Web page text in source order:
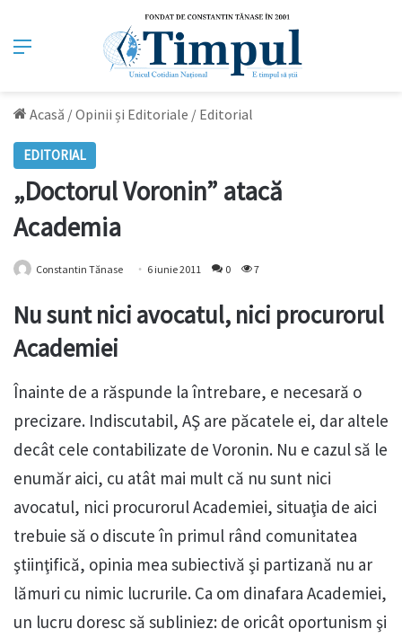
Meniu
Acasă /Opinii și Editoriale / Editorial
EDITORIAL
„Doctorul Voronin” atacă
Academia
Constantin Tănase 6 iunie 2011 0 7
Nu sunt nici avocatul, nici procurorul
Academiei
Înainte de a răspunde la întrebare, e necesară o
precizare. Indiscutabil, AŞ are păcatele ei, dar altele
decât cele contabilizate de Voronin. Nu e cazul să le
enumăr aici, cu atât mai mult că nu sunt nici
avocatul, nici procurorul Academiei, situaţia de aici
trebuie să o discute în primul rând comunitatea
ştiinţifică, opinia mea subiectivă şi partizană nu ar
lămuri cu nimic lucrurile. Ca om dinafara Academiei,
un lucru doresc să subliniez: de oricât oportunism şi